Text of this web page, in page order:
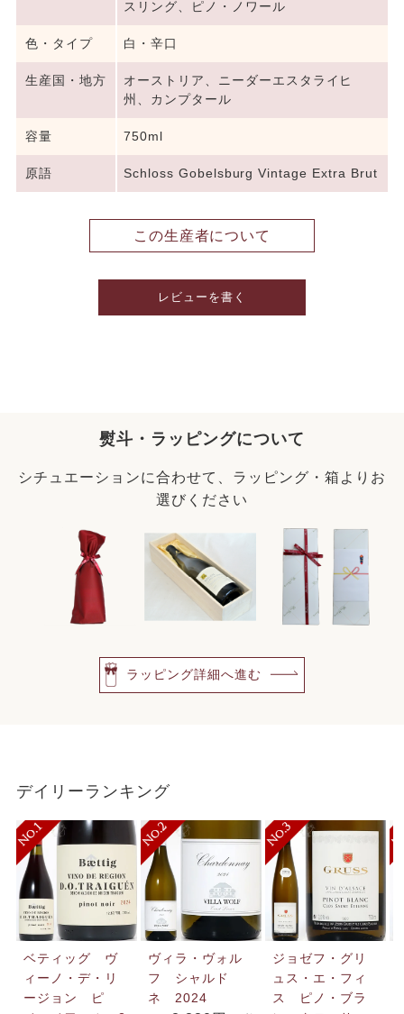
スリング、ピノ・ノワール
色・タイプ 白・辛口
生産国・地方
オーストリア、ニーダーエスタライヒ
州、カンプタール
容量 750ml
原語 Schloss Gobelsburg Vintage Extra Brut
この生産者について
レビューを書く
熨斗・ラッピングについて
シチュエーションに合わせて、ラッピング・箱よりお
選びください
ラッピング詳細へ進む
デイリーランキング
ベティッグ ヴ
ィーノ・デ・リ
ージョン ピ
ヴィラ・ヴォル
フ シャルド
ネ 2024
ジョゼフ・グリ
ュス・エ・フィ
ス ピノ・ブラ